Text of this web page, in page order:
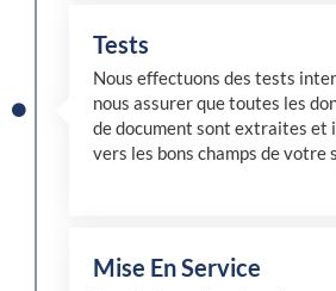
Tests
Nous effectuons des tests
nous assurer que toutes les
de document sont extraites et
vers les bons champs de votre
Mise En Service